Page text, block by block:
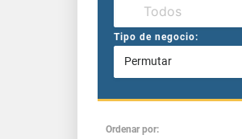
Tipo de negocio:
Permutar
Ordenar por: